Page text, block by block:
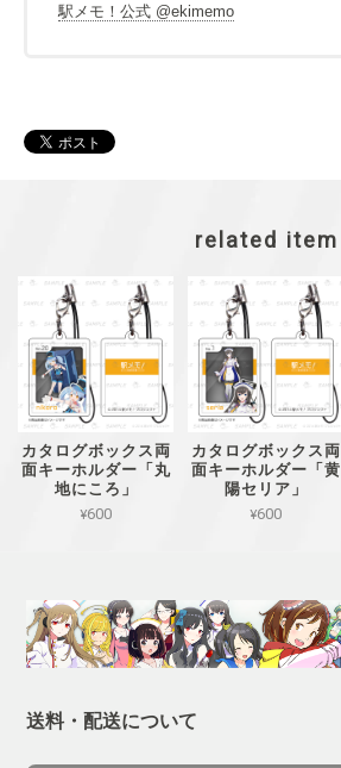
駅メモ！公式 @ekimemo
related item
カタログボックス両
面キーホルダー「丸
地にころ」
¥600
カタログボックス両
面キーホルダー「黄
陽セリア」
¥600
送料・配送について